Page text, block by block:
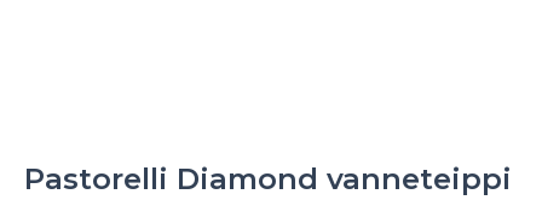
Pastorelli Diamond vanneteippi